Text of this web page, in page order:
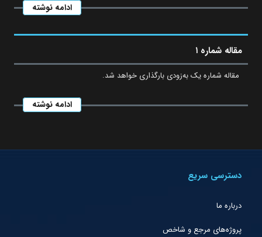
ادامه نوشته
مقاله شماره ۱
مقاله شماره یک به‌زودی بارگذاری خواهد شد.
ادامه نوشته
دسترسی سریع
درباره ما
پروژه‌های مرجع و شاخص